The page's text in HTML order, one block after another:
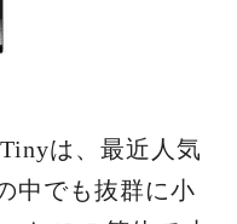
は、最近人気
中でも抜群に小